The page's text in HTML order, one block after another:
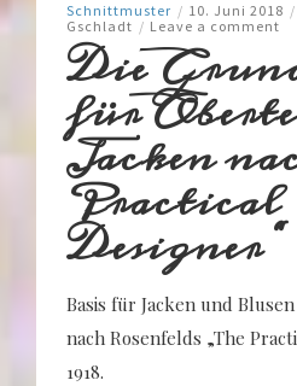
Schnittmuster / 10. Juni 2018 /
Gschladt / Leave a comment
Die
für
Jacken
Practical
Designer“
Basis für Jacken und
nach Rosenfelds „The
1918.